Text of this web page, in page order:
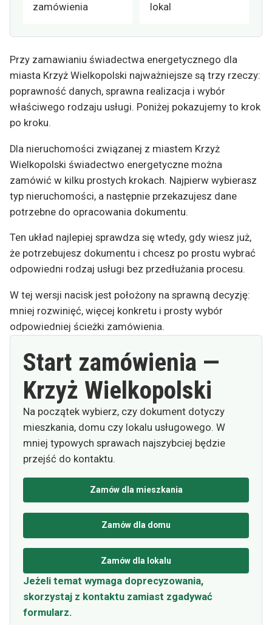
zamówienia
lokal
Przy zamawianiu świadectwa energetycznego dla
miasta Krzyż Wielkopolski najważniejsze są trzy rzeczy:
poprawność danych, sprawna realizacja i wybór
właściwego rodzaju usługi. Poniżej pokazujemy to krok
po kroku.
Dla nieruchomości związanej z miastem Krzyż
Wielkopolski świadectwo energetyczne można
zamówić w kilku prostych krokach. Najpierw wybierasz
typ nieruchomości, a następnie przekazujesz dane
potrzebne do opracowania dokumentu.
Ten układ najlepiej sprawdza się wtedy, gdy wiesz już,
że potrzebujesz dokumentu i chcesz po prostu wybrać
odpowiedni rodzaj usługi bez przedłużania procesu.
W tej wersji nacisk jest położony na sprawną decyzję:
mniej rozwinięć, więcej konkretu i prosty wybór
odpowiedniej ścieżki zamówienia.
Start zamówienia —
Krzyż Wielkopolski
Na początek wybierz, czy dokument dotyczy
mieszkania, domu czy lokalu usługowego. W
mniej typowych sprawach najszybciej będzie
przejść do kontaktu.
Zamów dla mieszkania
Zamów dla domu
Zamów dla lokalu
Jeżeli temat wymaga doprecyzowania,
skorzystaj z kontaktu zamiast zgadywać
formularz.